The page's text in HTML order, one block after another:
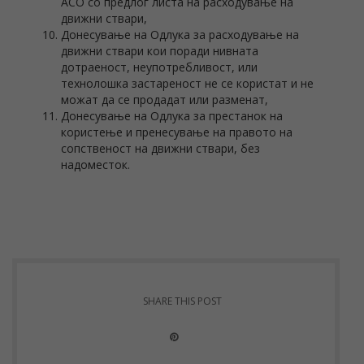
движни ствари,
Донесување на Одлука за расходување на
движни ствари кои поради нивната
дотраеност, неупотребливост, или
технолошка застареност не се користат и не
можат да се продадат или разменат,
Донесување на Одлука за престанок на
користење и пренесување на правото на
сопственост на движни ствари, без
надоместок.
SHARE THIS POST